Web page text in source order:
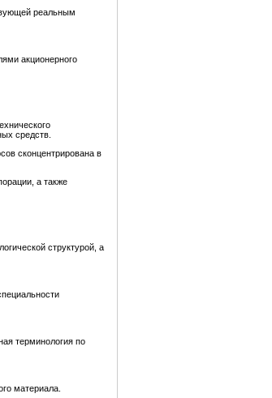
реальным
акционерного
средств.
сконцентрирована в
а также
структурой, а
терминология по
материала.